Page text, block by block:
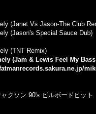
(Janet Vs Jason-The Club
(Jason's Special Sauce Dub)
(TNT Remix)
(Jam & Lewis Feel My
クソン 90's ビルボードヒット